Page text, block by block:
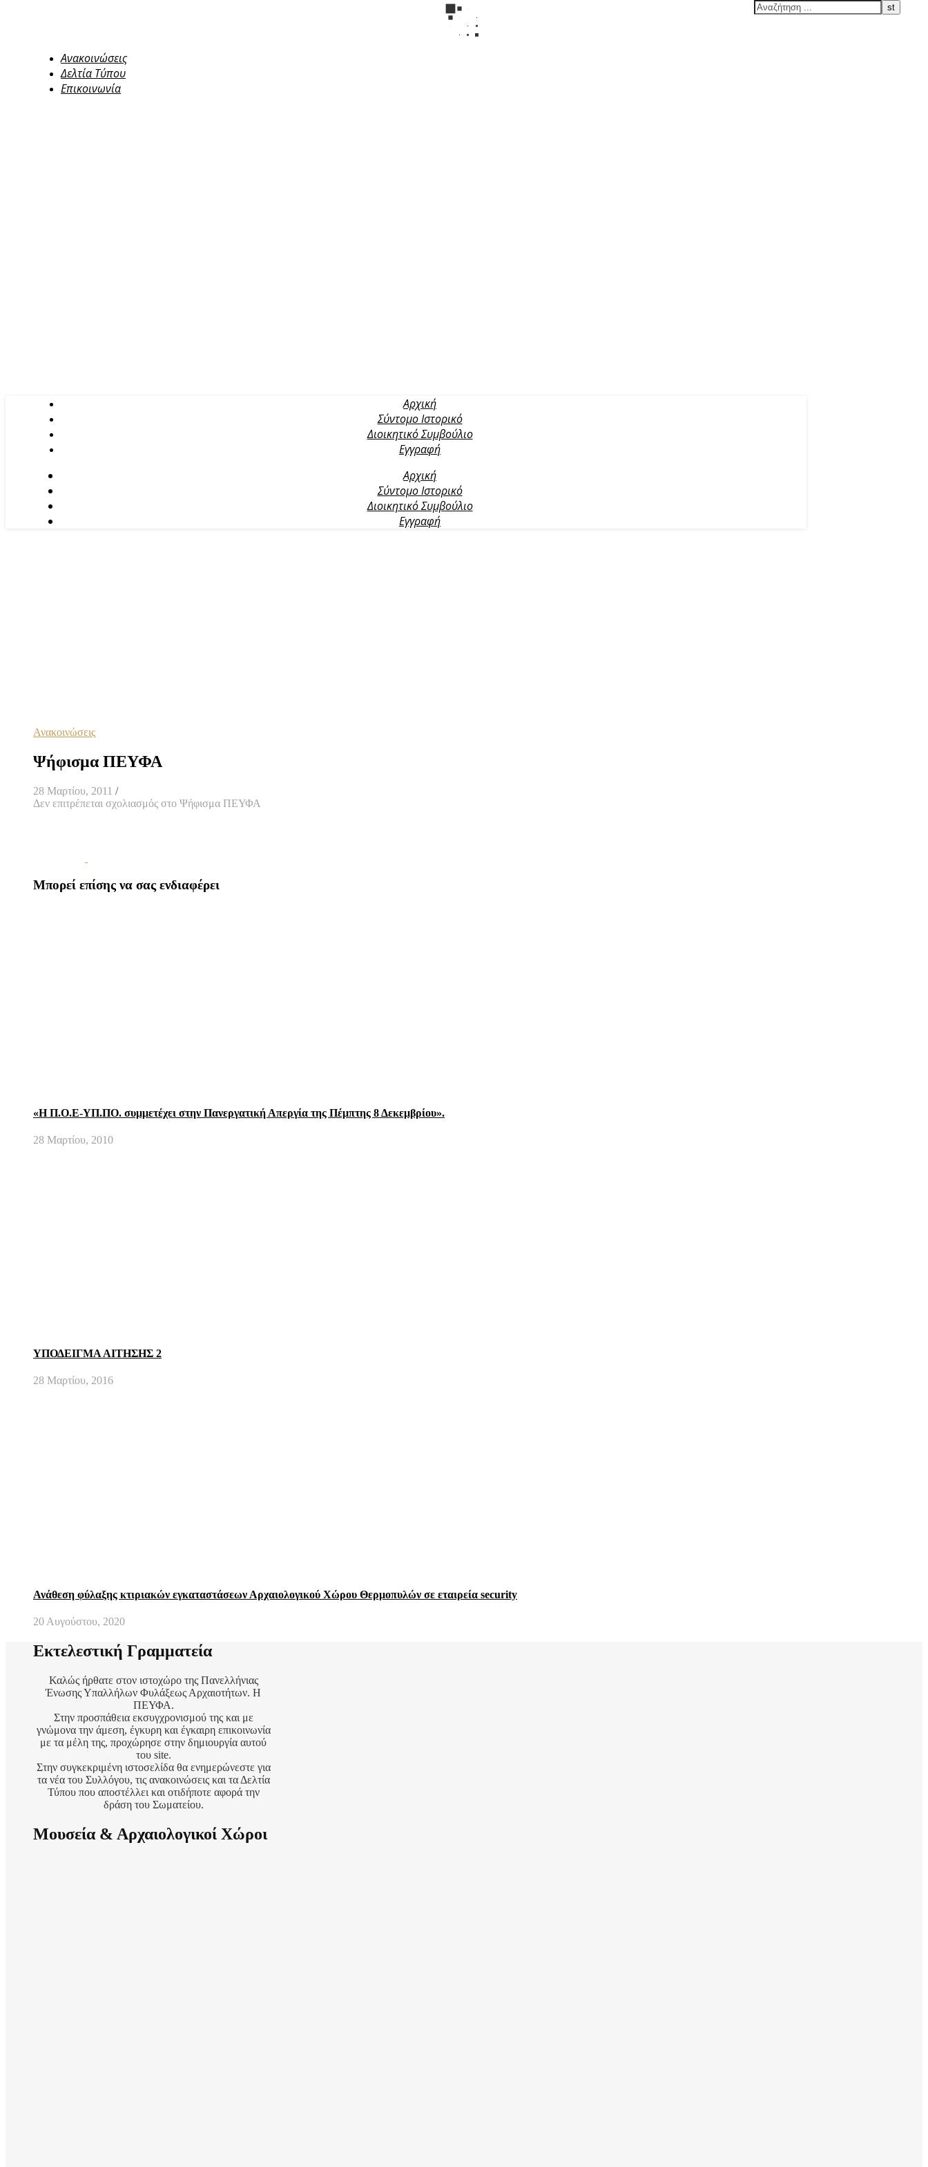
Ανακοινώσεις
Δελτία Τύπου
Επικοινωνία
Αρχική
Σύντομο Ιστορικό
Διοικητικό Συμβούλιο
Εγγραφή
Αρχική
Σύντομο Ιστορικό
Διοικητικό Συμβούλιο
Εγγραφή
Ανακοινώσεις
Ψήφισμα ΠΕΥΦΑ
28 Μαρτίου, 2011 /
Δεν επιτρέπεται σχολιασμός στο Ψήφισμα ΠΕΥΦΑ
Μπορεί επίσης να σας ενδιαφέρει
«Η Π.Ο.Ε-ΥΠ.ΠΟ. συμμετέχει στην Πανεργατική Απεργία της Πέμπτης 8 Δεκεμβρίου».
28 Μαρτίου, 2010
ΥΠΟΔΕΙΓΜΑ ΑΙΤΗΣΗΣ 2
28 Μαρτίου, 2016
Ανάθεση φύλαξης κτιριακών εγκαταστάσεων Αρχαιολογικού Χώρου Θερμοπυλών σε εταιρεία security
20 Αυγούστου, 2020
Εκτελεστική Γραμματεία
Καλώς ήρθατε στον ιστοχώρο της Πανελλήνιας
Ένωσης Υπαλλήλων Φυλάξεως Αρχαιοτήτων. Η
ΠΕΥΦΑ.
Στην προσπάθεια εκσυγχρονισμού της και με
γνώμονα την άμεση, έγκυρη και έγκαιρη επικοινωνία
με τα μέλη της, προχώρησε στην δημιουργία αυτού
του site.
Στην συγκεκριμένη ιστοσελίδα θα ενημερώνεστε για
τα νέα του Συλλόγου, τις ανακοινώσεις και τα Δελτία
Τύπου που αποστέλλει και οτιδήποτε αφορά την
δράση του Σωματείου.
Μουσεία & Αρχαιολογικοί Χώροι